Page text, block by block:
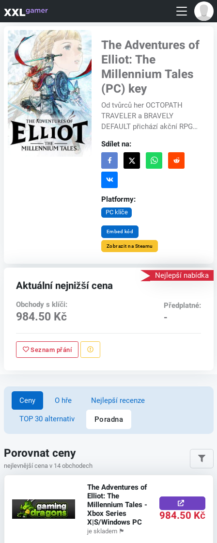
The Adventures of
Elliot: The
Millennium Tales
(PC) key
Od tvůrců her OCTOPATH
TRAVELER a BRAVELY
DEFAULT přichází akční RPG
The Millennium Tales“, která
spojuje ohromující HD...
Sdílet na:
Platformy:
PC klíče
Embed kód
Zobrazit na Steamu
Nejlepší nabídka
Aktuální nejnižší cena
Obchody s klíči:
984.50 Kč
Předplatné:
-
Seznam přání
Ceny O hře Nejlepší recenze
TOP 30 alternativ Poradna
Porovnat ceny
nejlevnější cena v 14 obchodech
The Adventures of
Elliot: The
Millennium Tales -
Xbox Series
X|S/Windows PC
je skladem 🏴
984.50 Kč